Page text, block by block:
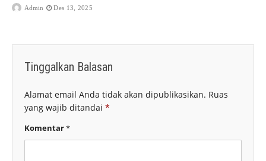
Admin Des 13, 2025
Tinggalkan Balasan
Alamat email Anda tidak akan dipublikasikan. Ruas
yang wajib ditandai *
Komentar*